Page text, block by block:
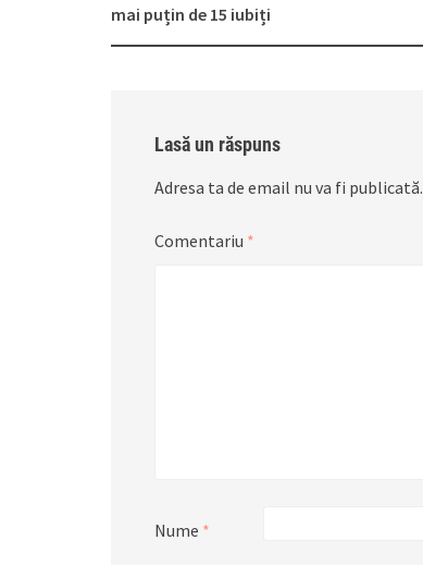
mai puțin de 15 iubiți
Lasă un răspuns
Adresa ta de email nu va fi publicată.
Comentariu *
Nume *